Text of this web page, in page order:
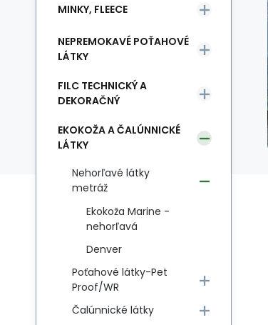
MINKY, FLEECE
NEPREMOKAVÉ POŤAHOVÉ
LÁTKY
FILC TECHNICKÝ A
DEKORAČNÝ
EKOKOŽA A ČALÚNNICKÉ
LÁTKY
Nehorľavé látky
metráž
Ekokoža Marine -
nehorľavá
Denver
Poťahové látky-Pet
Proof/WR
Čalúnnické látky